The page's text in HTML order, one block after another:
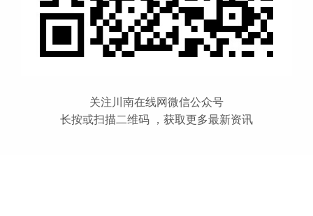
关注川南在线网微信公众号
长按或扫描二维码 ，获取更多最新资讯